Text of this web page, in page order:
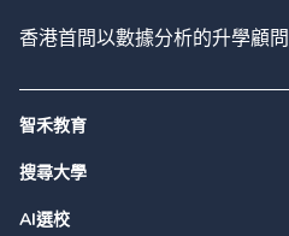
香港首間以數據分析的升學顧問
智禾教育
搜尋大學
AI選校